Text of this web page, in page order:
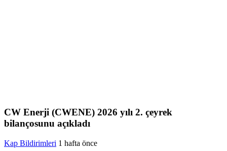
CW Enerji (CWENE) 2026 yılı 2. çeyrek
bilançosunu açıkladı
Kap Bildirimleri 1 hafta önce